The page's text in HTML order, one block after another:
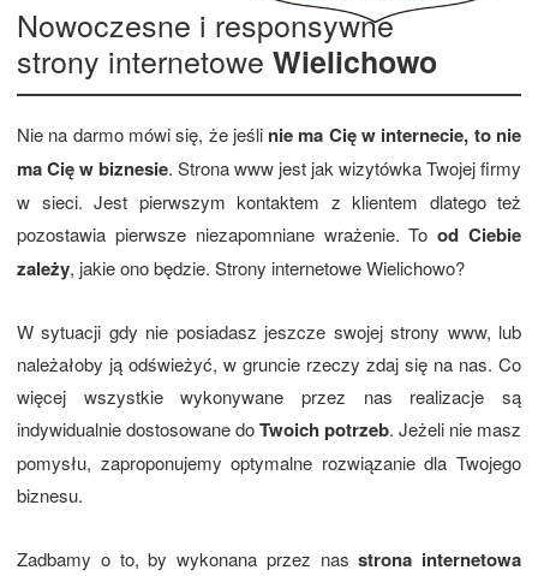
Nowoczesne i responsywne
strony internetowe Wielichowo
Nie na darmo mówi się, że jeśli nie ma Cię w internecie, to nie
ma Cię w biznesie. Strona www jest jak wizytówka Twojej firmy
w sieci. Jest pierwszym kontaktem z klientem dlatego też
pozostawia pierwsze niezapomniane wrażenie. Tood Ciebie
zależy, jakie ono będzie. Strony internetowe Wielichowo?
W sytuacji gdy nie posiadasz jeszcze swojej strony www, lub
należałoby ją odświeżyć, w gruncie rzeczy zdaj się na nas. Co
więcej wszystkie wykonywane przez nas realizacje są
indywidualnie dostosowane doTwoich potrzeb. Jeżeli nie masz
pomysłu, zaproponujemy optymalne rozwiązanie dla Twojego
biznesu.
Zadbamy o to, by wykonana przez nasstrona internetowa